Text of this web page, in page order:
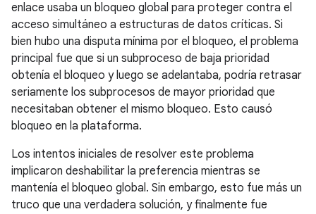
enlace usaba un bloqueo global para proteger contra el
acceso simultáneo a estructuras de datos críticas. Si
bien hubo una disputa mínima por el bloqueo, el problema
principal fue que si un subproceso de baja prioridad
obtenía el bloqueo y luego se adelantaba, podría retrasar
seriamente los subprocesos de mayor prioridad que
necesitaban obtener el mismo bloqueo. Esto causó
bloqueo en la plataforma.
Los intentos iniciales de resolver este problema
implicaron deshabilitar la preferencia mientras se
mantenía el bloqueo global. Sin embargo, esto fue más un
truco que una verdadera solución, y finalmente fue